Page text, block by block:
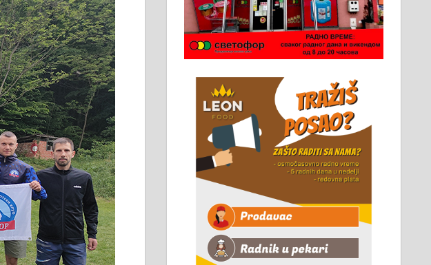
Чистим све врсте димњака.
061/32-13-445